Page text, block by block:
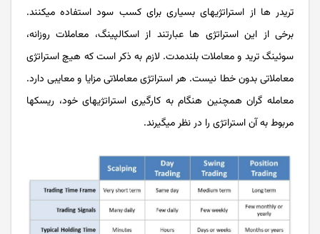
تریدر ها از استراتژی­های بسیاری برای کسب سود استفاده می­کنند.
برخی از این استراتژی­ ها عبارتند از اسکالپینگ، معاملات روزانه،
سوئینگ ترید و معاملات بلندمدت. لازم به ذکر است که هیچ استراتژی
معاملاتی بدون خطا نیست. هر استراتژی معاملاتی مزایا و معایبی دارد.
معامله گران همچنین هنگام به کارگیری استراتژی­های خود، ریسک­ها
مربوط به آن استراتژی را در نظر می­گیرند.